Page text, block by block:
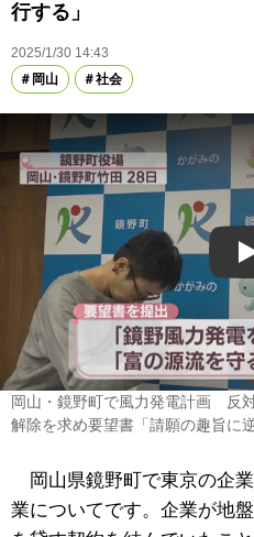
行する」
2025/1/30 14:43
岡山
社会
岡山・鏡野町で風力発電計画 反
解除を求め要望書「請願の趣旨に
岡山県鏡野町で東京の企
業についてです。企業が地